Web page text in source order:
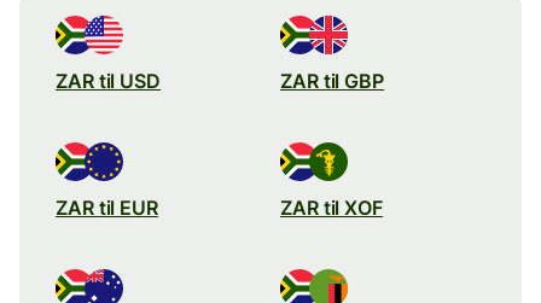
ZAR til USD ZAR til GBP
ZAR til EUR ZAR til XOF